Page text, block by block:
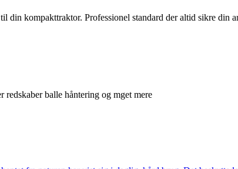
din kompakttraktor. Professionel standard der altid sikre din
balle håntering og mget mere